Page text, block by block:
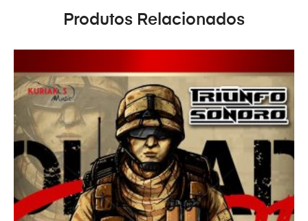
Produtos Relacionados